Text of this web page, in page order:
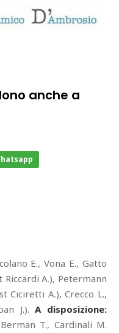
anche a
E., Vona E., Gatto
Riccardi A.), Petermann
Ciciretti A.), Crecco L.,
J.).A disposizione:
T., Cardinali M.